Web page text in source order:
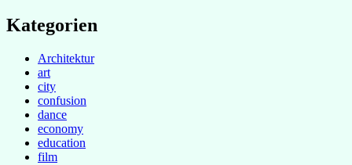
Kategorien
Architektur
art
city
confusion
dance
economy
education
film